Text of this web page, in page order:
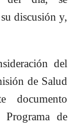
discusión y,
del
de Salud
documento
de